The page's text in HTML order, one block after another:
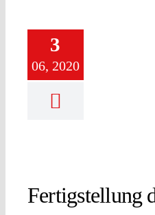
3
06, 2020
Fertigstellung